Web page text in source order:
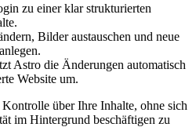
zu einer klar strukturierten
Bilder austauschen und neue
Astro die Änderungen automatisch
Website um.
über Ihre Inhalte, ohne sich
im Hintergrund beschäftigen zu